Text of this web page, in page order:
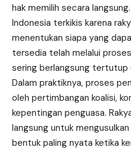
hak memilih secara
Indonesia terkikis karena
menentukan siapa yang
tersedia telah melalui
sering berlangsung tertutup
Dalam praktiknya, proses
oleh pertimbangan koalisi,
kepentingan penguasa.
langsung untuk
bentuk paling nyata ketika